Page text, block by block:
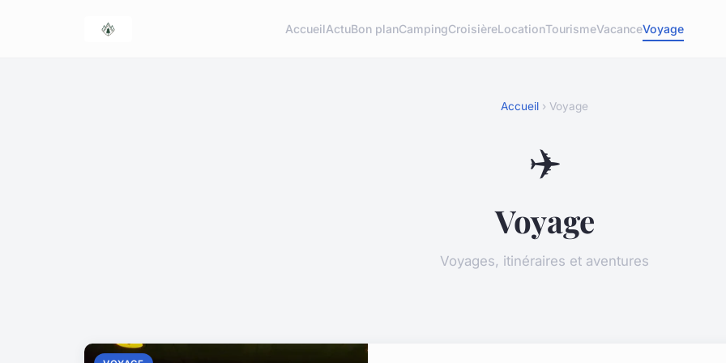
AccueilActuBon planCampingCroisièreLocationTourismeVacanceVoyage
Accueil › Voyage
✈️
Voyage
Voyages, itinéraires et aventures